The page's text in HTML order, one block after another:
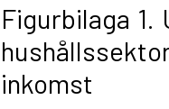
Figurbilaga 1.
inkomst